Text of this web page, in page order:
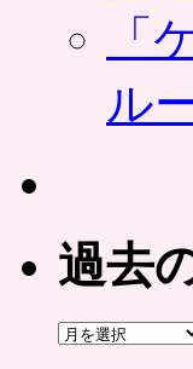
「
ル
過去
過